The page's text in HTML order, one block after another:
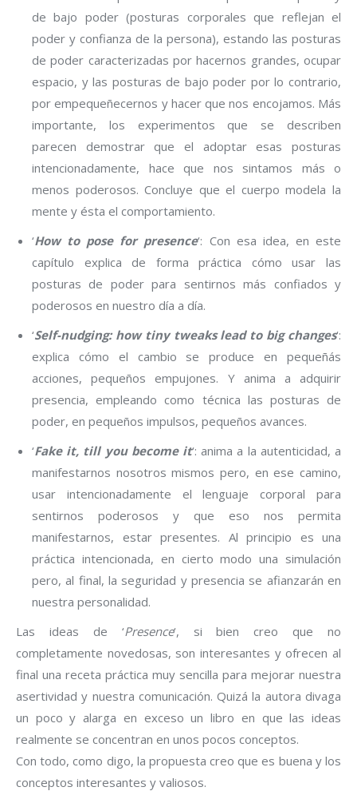
de bajo poder (posturas corporales que reflejan el
poder y confianza de la persona), estando las posturas
de poder caracterizadas por hacernos grandes, ocupar
espacio, y las posturas de bajo poder por lo contrario,
por empequeñecernos y hacer que nos encojamos. Más
importante, los experimentos que se describen
parecen demostrar que el adoptar esas posturas
intencionadamente, hace que nos sintamos más o
menos poderosos. Concluye que el cuerpo modela la
mente y ésta el comportamiento.
‘How to pose for presence‘: Con esa idea, en este
capítulo explica de forma práctica cómo usar las
posturas de poder para sentirnos más confiados y
poderosos en nuestro día a día.
‘Self-nudging: how tiny tweaks lead to big changes‘:
explica cómo el cambio se produce en pequeñás
acciones, pequeños empujones. Y anima a adquirir
presencia, empleando como técnica las posturas de
poder, en pequeños impulsos, pequeños avances.
‘Fake it, till you become it‘: anima a la autenticidad, a
manifestarnos nosotros mismos pero, en ese camino,
usar intencionadamente el lenguaje corporal para
sentirnos poderosos y que eso nos permita
manifestarnos, estar presentes. Al principio es una
práctica intencionada, en cierto modo una simulación
pero, al final, la seguridad y presencia se afianzarán en
nuestra personalidad.
Las ideas de ‘Presence‘, si bien creo que no
completamente novedosas, son interesantes y ofrecen al
final una receta práctica muy sencilla para mejorar nuestra
asertividad y nuestra comunicación. Quizá la autora divaga
un poco y alarga en exceso un libro en que las ideas
realmente se concentran en unos pocos conceptos.
Con todo, como digo, la propuesta creo que es buena y los
conceptos interesantes y valiosos.